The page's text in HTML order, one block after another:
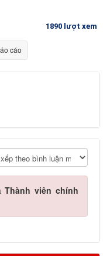
1890 lượt xem
cáo
Thành viên chính